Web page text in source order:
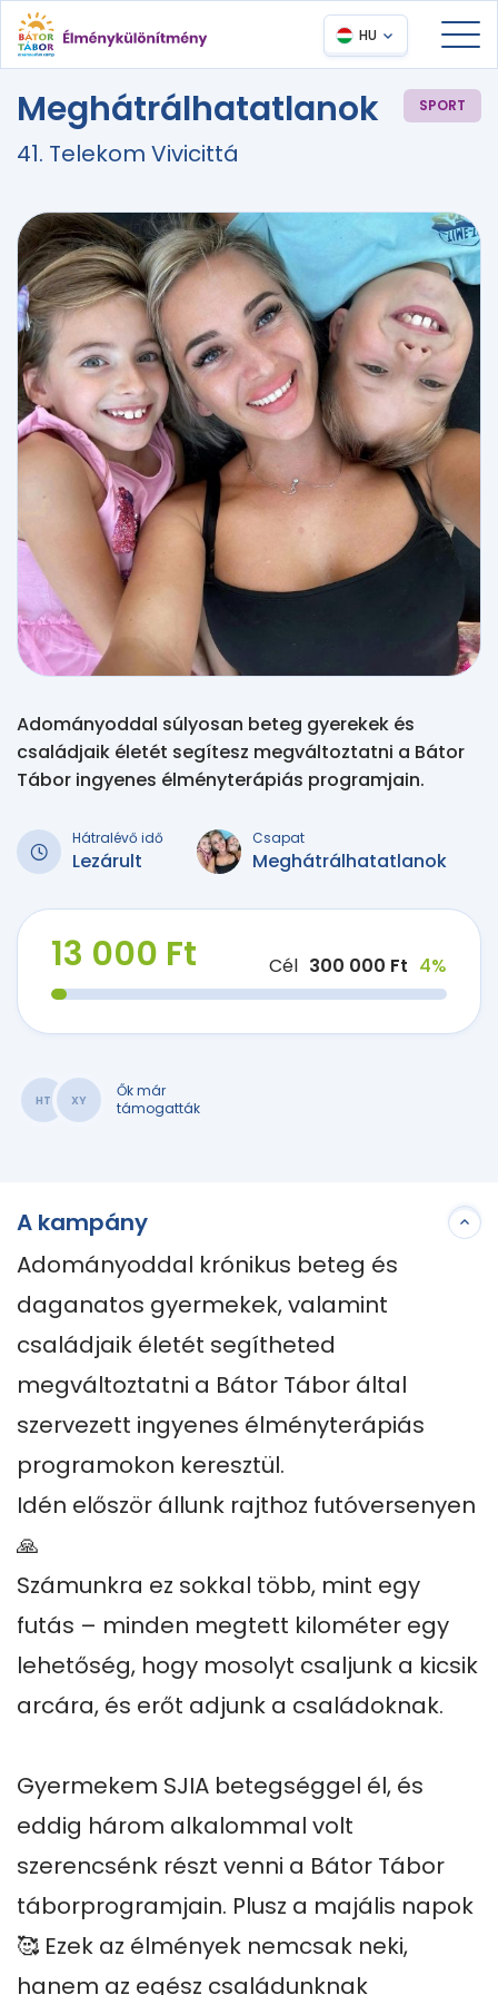
HU
Meghátrálhatatlanok SPORT
41. Telekom Vivicittá
Adományoddal súlyosan beteg gyerekek és
családjaik életét segítesz megváltoztatni a Bátor
Tábor ingyenes élményterápiás programjain.
Hátralévő idő
Lezárult
Csapat
Meghátrálhatatlanok
13 000 Ft Cél 300 000 Ft 4%
HT XY
Ők már
támogatták
A kampány
Adományoddal krónikus beteg és
daganatos gyermekek, valamint
családjaik életét segítheted
megváltoztatni a Bátor Tábor által
szervezett ingyenes élményterápiás
programokon keresztül.
Idén először állunk rajthoz futóversenyen
🙏
Számunkra ez sokkal több, mint egy
futás – minden megtett kilométer egy
lehetőség, hogy mosolyt csaljunk a kicsik
arcára, és erőt adjunk a családoknak.
Gyermekem SJIA betegséggel él, és
eddig három alkalommal volt
szerencsénk részt venni a Bátor Tábor
táborprogramjain. Plusz a majális napok
🥰 Ezek az élmények nemcsak neki,
hanem az egész családunknak